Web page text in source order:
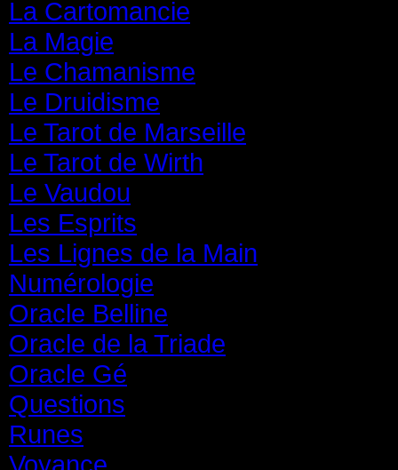
La Cartomancie
La Magie
Le Chamanisme
Le Druidisme
Le Tarot de Marseille
Le Tarot de Wirth
Le Vaudou
Les Esprits
Les Lignes de la Main
Numérologie
Oracle Belline
Oracle de la Triade
Oracle Gé
Questions
Runes